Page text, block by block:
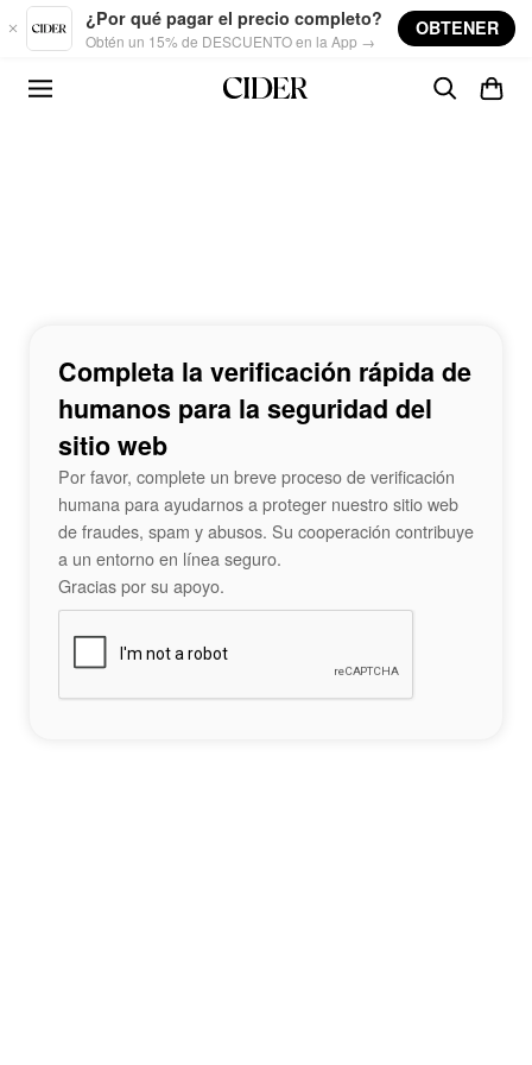
Skip to main content
¿Por qué pagar el precio completo?
Obtén un 15% de DESCUENTO en la App →
OBTENER
Completa la verificación rápida de
humanos para la seguridad del
sitio web
Por favor, complete un breve proceso de verificación
humana para ayudarnos a proteger nuestro sitio web
de fraudes, spam y abusos. Su cooperación contribuye
a un entorno en línea seguro.
Gracias por su apoyo.